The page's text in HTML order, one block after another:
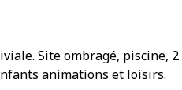
Site ombragé, piscine, 2
animations et loisirs.